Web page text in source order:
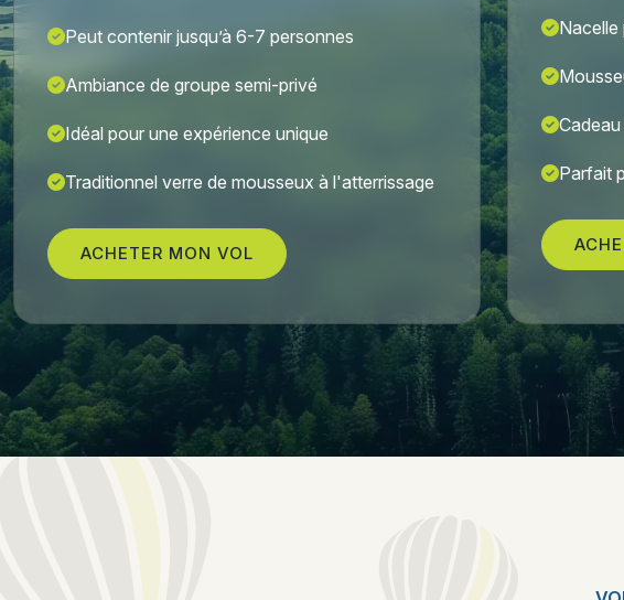
Peut contenir jusqu’à 6-7 personnes
Ambiance de groupe semi-privé
Idéal pour une expérience unique
Traditionnel verre de mousseux à l'atterrissage
ACHETER MON VOL
Parfait